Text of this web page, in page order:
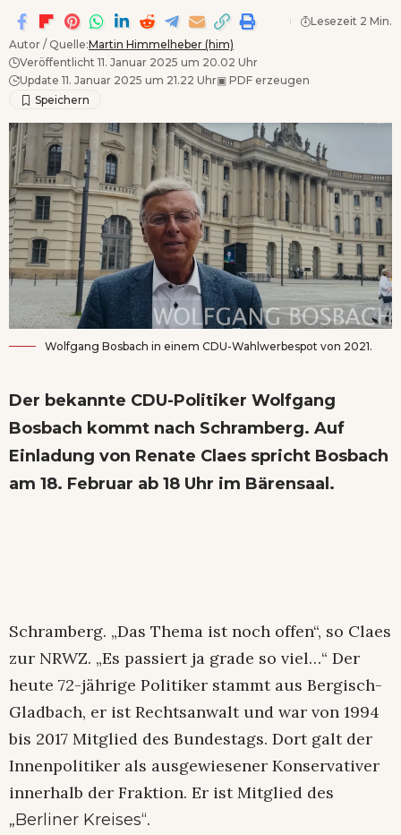
Autor / Quelle:Martin Himmelheber (him)
Veröffentlicht 11. Januar 2025 um 20.02 Uhr
Update 11. Januar 2025 um 21.22 Uhr▣ PDF erzeugen
Lesezeit 2 Min.
Wolfgang Bosbach in einem CDU-Wahlwerbespot von 2021.
Der bekannte CDU-Politiker Wolfgang
Bosbach kommt nach Schramberg. Auf
Einladung von Renate Claes spricht Bosbach
am 18. Februar ab 18 Uhr im Bärensaal.
Schramberg. „Das Thema ist noch offen“, so Claes
zur NRWZ. „Es passiert ja grade so viel…“ Der
heute 72-jährige Politiker stammt aus Bergisch-
Gladbach, er ist Rechtsanwalt und war von 1994
bis 2017 Mitglied des Bundestags. Dort galt der
Innenpolitiker als ausgewiesener Konservativer
innerhalb der Fraktion. Er ist Mitglied des
„Berliner Kreises“.